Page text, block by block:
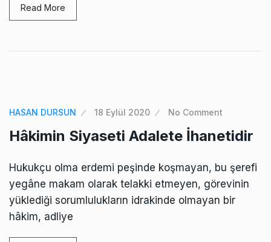
Read More
HASAN DURSUN 18 Eylül 2020 No Comment
Hâkimin Siyaseti Adalete İhanetidir
Hukukçu olma erdemi peşinde koşmayan, bu şerefi
yegâne makam olarak telakki etmeyen, görevinin
yüklediği sorumlulukların idrakinde olmayan bir
hâkim, adliye